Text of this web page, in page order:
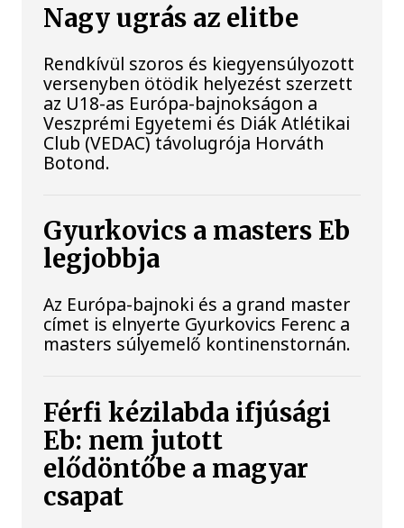
Nagy ugrás az elitbe
Rendkívül szoros és kiegyensúlyozott
versenyben ötödik helyezést szerzett
az U18-as Európa-bajnokságon a
Veszprémi Egyetemi és Diák Atlétikai
Club (VEDAC) távolugrója Horváth
Botond.
Gyurkovics a masters Eb
legjobbja
Az Európa-bajnoki és a grand master
címet is elnyerte Gyurkovics Ferenc a
masters súlyemelő kontinenstornán.
Férfi kézilabda ifjúsági
Eb: nem jutott
elődöntőbe a magyar
csapat